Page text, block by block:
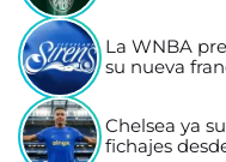
La WNBA
su nueva
Chelsea ya
fichajes